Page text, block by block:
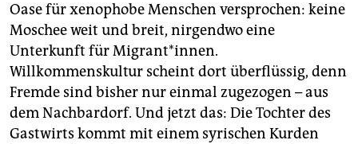
Oase für xenophobe Menschen versprochen: keine
Moschee weit und breit, nirgendwo eine
Unterkunft für Migrant*innen.
Willkommenskultur scheint dort überflüssig, denn
Fremde sind bisher nur einmal zugezogen – aus
dem Nachbardorf. Und jetzt das: Die Tochter des
Gastwirts kommt mit einem syrischen Kurden